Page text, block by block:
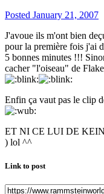
Posted January 21, 2007
J'avoue ils m'ont bien
pour la première fois j'ai
5 bonnes minutes !!!
cacher "l'oiseau" de
Enfin ça vaut pas le clip
ET NI CE LUI DE
) lol ^^
Link to post